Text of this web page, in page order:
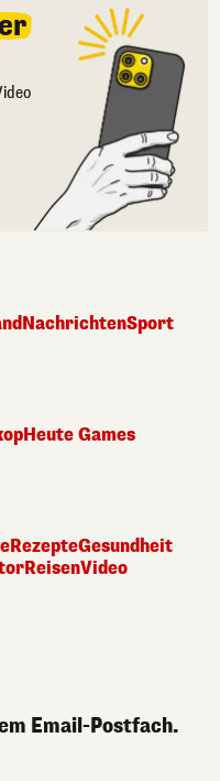
NachrichtenSport
Heute Games
RezepteGesundheit
ReisenVideo
Email-Postfach.